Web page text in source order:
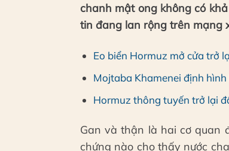
chanh mật ong không có
tin đang lan rộng trên mạng
Eo biển Hormuz mở cửa trở
Mojtaba Khamenei định
Hormuz thông tuyến trở lại
Gan và thận là hai cơ quan
chứng nào cho thấy nước